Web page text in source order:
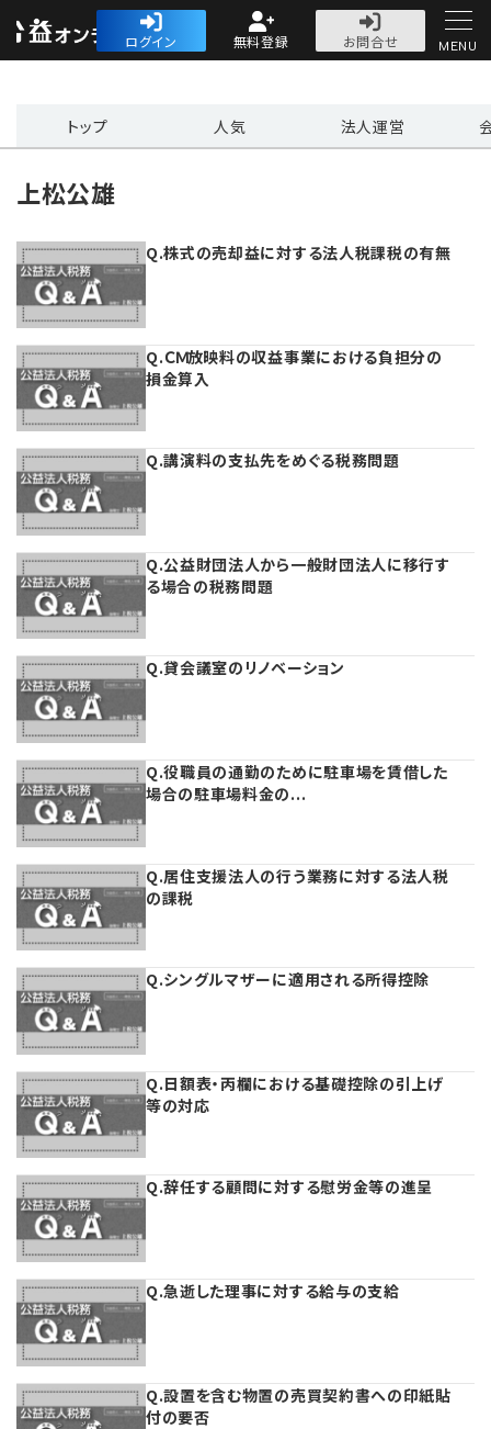
公益・一般法人オ
ログイン 無料登録
お問合せ
人気記事
法人運営
法人運営
理事会
評議員会・社員総会
評議員
登記関連
定款関連
法改正-法人運営
会計・税務
会計・税務
定期提出書類
寄附
税務
インボイス
電子帳簿保存法
労務
労務
給与計算
法改正-労務
法務
利益相反取引
個人情報
法改正-法務
経営
経営
資産運用
IT
連載
連載
論壇
カレンダー
NEWS・TOPIC・特報
【連載】オピニオンリーダーのnote
【連載】会計相談室
【連載】公益法人運営実務の処方箋
【連載】公益法人会計検定試験一問一答
【連載】公益法人のための「新公益信託」活用戦略
【連載】公益法人制度のリアル
【連載】これからの時代の資産運用
【連載】採用・定着・育成のための人事戦略
【連載】事例に学ぶ立入検査で想定される指摘事項
【連載】シェアコモン200インタビュー
【連載】シェアコモン200 誌上相談室
【連載】実務と税務のポイント
【連載】事務局だよりPLUS
【連載】テーマで紐解く逆引きガイドライン
【連載】悩みと向き合う経営学
【連載】非営利法人AtoZei
【連載】労務管理の歩き方
【連載】AI活用のすすめ
【連載】IT実務一問一答
無料記事
公益・一般法人オンラインとは
登録案内
専門誌一覧
お問合せ
プライバシーポリシー
MENU
トップ 人気 法人運営
上松公雄
Q.株式の売却益に対する法人税課税の有無
Q.ＣＭ放映料の収益事業における負担分の
損金算入
Q.講演料の支払先をめぐる税務問題
Q.公益財団法人から一般財団法人に移行す
る場合の税務問題
Q.貸会議室のリノベーション
Q.役職員の通勤のために駐車場を賃借した
場合の駐車場料金の...
Q.居住支援法人の行う業務に対する法人税
の課税
Q.シングルマザーに適用される所得控除
Q.日額表・丙欄における基礎控除の引上げ
等の対応
Q.辞任する顧問に対する慰労金等の進呈
Q.急逝した理事に対する給与の支給
Q.設置を含む物置の売買契約書への印紙貼
付の要否